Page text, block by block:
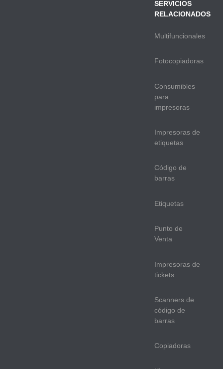
SERVICIOS
RELACIONADOS
Multifuncionales
Fotocopiadoras
Consumibles
para
impresoras
Impresoras de
etiquetas
Código de
barras
Etiquetas
Punto de
Venta
Impresoras de
tickets
Scanners de
código de
barras
Copiadoras